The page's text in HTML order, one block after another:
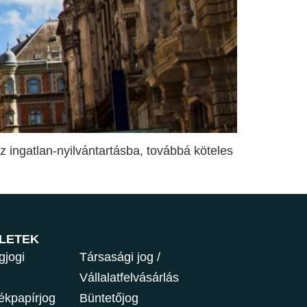
ingatlan-nyilvántartásba, továbbá köteles
Társasági jog /
Vállalatfelvásárlás
Büntetőjog